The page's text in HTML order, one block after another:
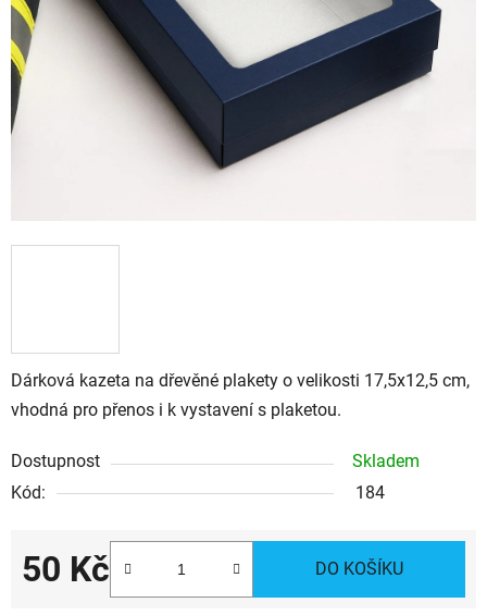
Dárková kazeta na dřevěné plakety o velikosti 17,5x12,5 cm,
vhodná pro přenos i k vystavení s plaketou.
Dostupnost
Skladem
Kód:
184
50 Kč
Měrná cena:
DO KOŠÍKU